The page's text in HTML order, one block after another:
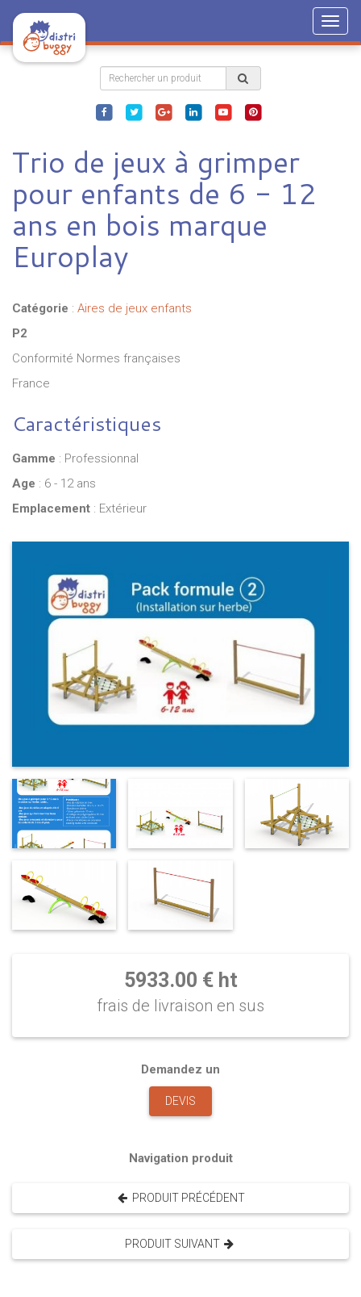
Trio de jeux à grimper
pour enfants de 6 - 12
ans en bois marque
Europlay
Catégorie : Aires de jeux enfants
P2
Conformité Normes françaises
France
Caractéristiques
Gamme : Professionnal
Age : 6 - 12 ans
Emplacement : Extérieur
5933.00 € ht
frais de livraison en sus
Demandez un
DEVIS
Navigation produit
PRODUIT PRÉCÉDENT
PRODUIT SUIVANT